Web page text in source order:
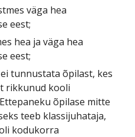
väga hea
eest;
hea ja väga hea
eest;
tunnustata õpilast, kes
rikkunud kooli
õpilase mitte
teeb klassijuhataja,
kodukorra